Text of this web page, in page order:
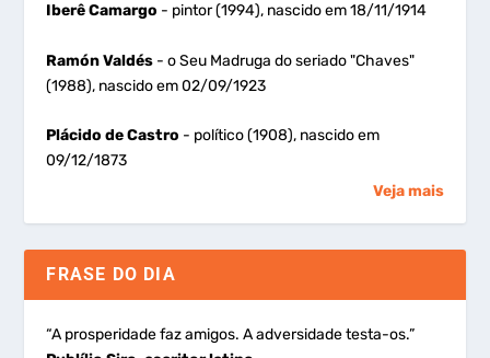
Iberê Camargo - pintor (1994), nascido em 18/11/1914
Ramón Valdés - o Seu Madruga do seriado "Chaves"
(1988), nascido em 02/09/1923
Plácido de Castro - político (1908), nascido em
09/12/1873
Veja mais
FRASE DO DIA
“A prosperidade faz amigos. A adversidade testa-os.”